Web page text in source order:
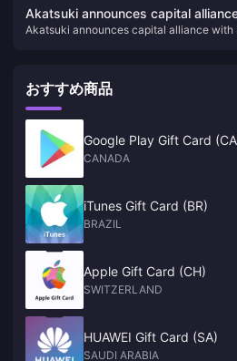
Akatsuki announces capital
Tecmo
Akatsuki announces capital alliance with
おすすめ商品
Google Play Gift Card
CANADA
iTunes Gift Card (BR)
BRAZIL
Apple Gift Card (CH)
SWITZERLAND
HUAWEI Gift Card (SA)
SAUDI ARABIA